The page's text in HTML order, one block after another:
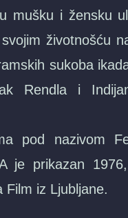
mušku i žensku
životnošću
sukoba
Rendla i
pod nazivom
je prikazan
Film iz Ljubljane.